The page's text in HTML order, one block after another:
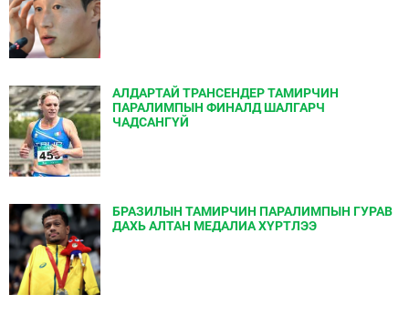
АЛДАРТАЙ ТРАНСЕНДЕР ТАМИРЧИН
ПАРАЛИМПЫН ФИНАЛД ШАЛГАРЧ
ЧАДСАНГҮЙ
БРАЗИЛЫН ТАМИРЧИН ПАРАЛИМПЫН ГУРАВ
ДАХЬ АЛТАН МЕДАЛИА ХҮРТЛЭЭ